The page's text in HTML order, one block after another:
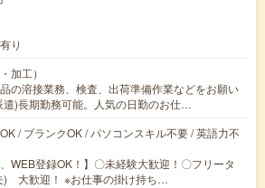
り
加工）
の溶接業務、検査、出荷準備作業などをお願い
遣)長期勤務可能。人気の日勤のお仕…
/ ブランクOK / パソコンスキル不要 / 英語力不
、WEB登録OK！】〇未経験大歓迎！〇フリータ
) 大歓迎！ ※お仕事の掛け持ち…